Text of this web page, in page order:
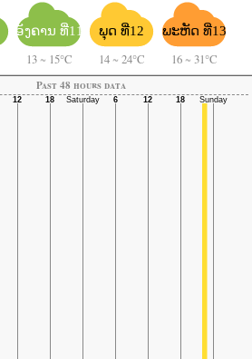
ອັງຄານ ທີ່11
13 ~ 15°C
ພຸດ ທີ່12
14 ~ 24°C
ພະຫັດ ທີ່13
16 ~ 31°C
Past 48 hours data